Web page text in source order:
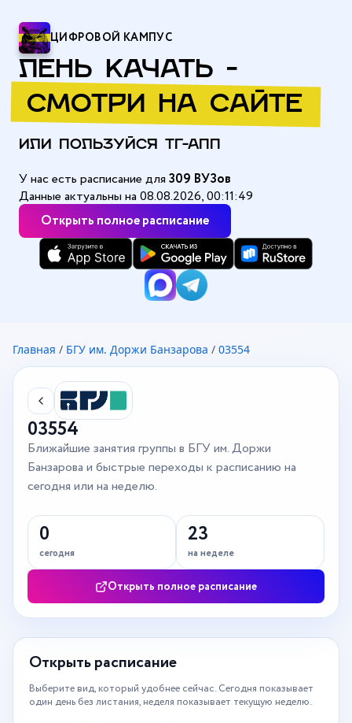
ЦИФРОВОЙ КАМПУС
ЛЕНЬ КАЧАТЬ -
СМОТРИ НА САЙТЕ
ИЛИ ПОЛЬЗУЙСЯ ТГ-АПП
Открыть полное расписание
У нас есть расписание для 309 ВУЗов
Данные актуальны на 08.08.2026, 00:11:49
Главная / БГУ им. Доржи Банзарова / 03554
03554
Ближайшие занятия группы в БГУ им. Доржи
Банзарова и быстрые переходы к расписанию на
сегодня или на неделю.
0
сегодня
23
на неделе
Открыть полное расписание
Открыть расписание
Выберите вид, который удобнее сейчас. Сегодня показывает
один день без листания, неделя показывает текущую неделю.